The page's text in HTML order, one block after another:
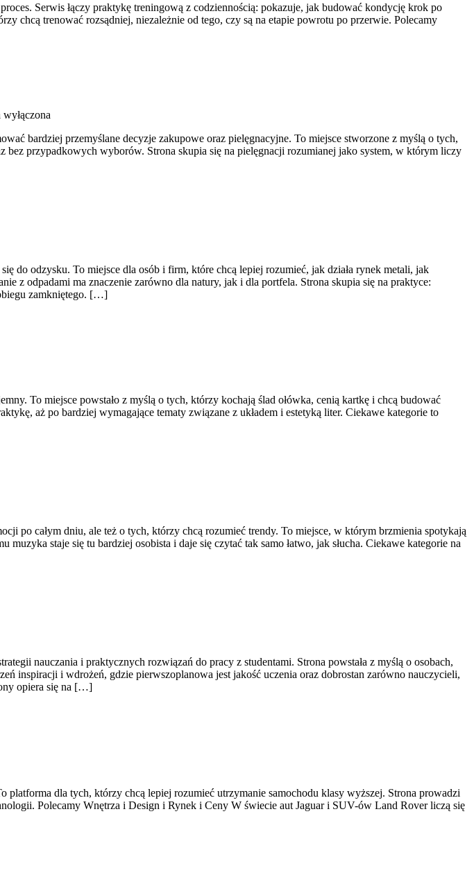
Serwis łączy praktykę treningową z codziennością: pokazuje, jak budować kondycję krok po
chcą trenować rozsądniej, niezależnie od tego, czy są na etapie powrotu po przerwie. Polecamy
wyłączona
bardziej przemyślane decyzje zakupowe oraz pielęgnacyjne. To miejsce stworzone z myślą o tych,
bez przypadkowych wyborów. Strona skupia się na pielęgnacji rozumianej jako system, w którym liczy
do odzysku. To miejsce dla osób i firm, które chcą lepiej rozumieć, jak działa rynek metali, jak
z odpadami ma znaczenie zarówno dla natury, jak i dla portfela. Strona skupia się na praktyce:
zamkniętego. […]
To miejsce powstało z myślą o tych, którzy kochają ślad ołówka, cenią kartkę i chcą budować
aż po bardziej wymagające tematy związane z układem i estetyką liter. Ciekawe kategorie to
po całym dniu, ale też o tych, którzy chcą rozumieć trendy. To miejsce, w którym brzmienia spotykają
muzyka staje się tu bardziej osobista i daje się czytać tak samo łatwo, jak słucha. Ciekawe kategorie na
nauczania i praktycznych rozwiązań do pracy z studentami. Strona powstała z myślą o osobach,
inspiracji i wdrożeń, gdzie pierwszoplanowa jest jakość uczenia oraz dobrostan zarówno nauczycieli,
opiera się na […]
dla tych, którzy chcą lepiej rozumieć utrzymanie samochodu klasy wyższej. Strona prowadzi
Polecamy Wnętrza i Design i Rynek i Ceny W świecie aut Jaguar i SUV-ów Land Rover liczą się